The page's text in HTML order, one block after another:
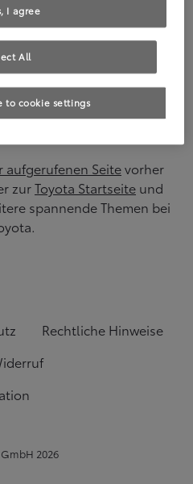
nicht weiter.
kann leider nicht gefunden
aufgerufenen Seitevorher
zurToyota Startseite und
spannende Themen bei
Rechtliche Hinweise
2026
to cookie settings
All
I agree